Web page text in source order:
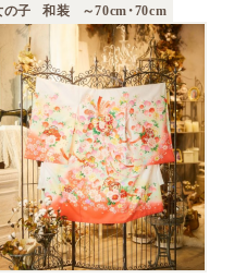
の子 和装 ～70cm・70cm